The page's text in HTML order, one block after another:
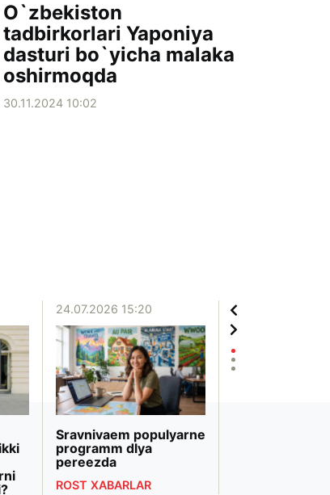
O`zbekiston
tadbirkorlari Yaponiya
dasturi bo`yicha malaka
oshirmoqda
30.11.2024 10:02
24.07.2026 15:20
Sravnivaem populyarne
programm dlya
pereezda
ROST XABARLAR
20.07.2026 12:06